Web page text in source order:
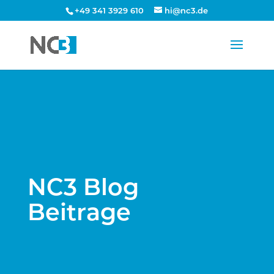
+49 341 3929 610 hi@nc3.de
NC3 Blog
Beitrage